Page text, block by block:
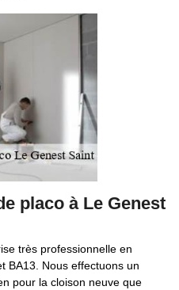
placo à Le Genest
très professionnelle en
BA13. Nous effectuons un
pour la cloison neuve que